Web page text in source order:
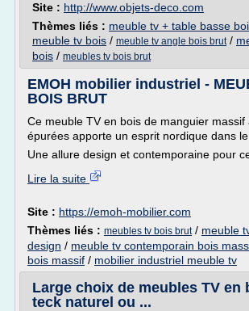
Site : http://www.objets-deco.com
Thèmes liés : meuble tv + table basse
meuble tv bois / meuble tv angle bois brut/
bois / meubles tv bois brut
EMOH mobilier industriel -
BOIS BRUT
Ce meuble TV en bois de manguier massif
épurées apporte un esprit nordique dans le
Une allure design et contemporaine pour
Lire la suite
Site : https://emoh-mobilier.com
Thèmes liés : meubles tv bois brut/ meuble
design / meuble tv contemporain bois
bois massif / mobilier industriel meuble tv
Large choix de meubles TV en
teck naturel ou ...